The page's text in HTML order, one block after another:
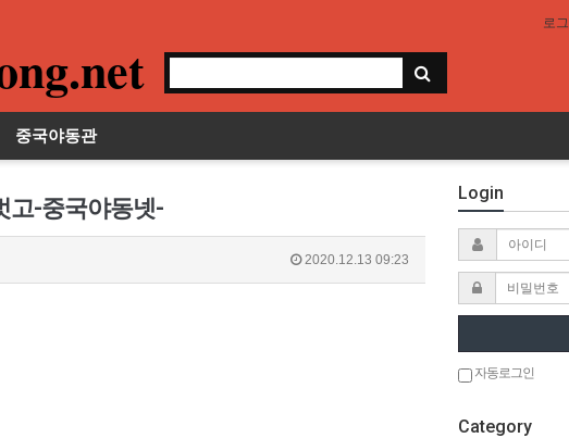
로
중국야동관
고-중국야동넷-
2020.12.13 09:23
Login
자동로그인
Category